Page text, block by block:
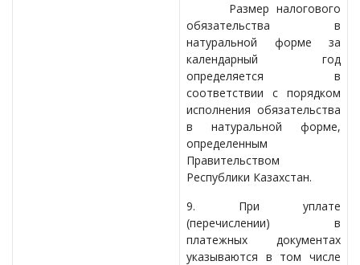
Размер налогового
обязательства в
натуральной форме за
календарный год
определяется в
соответствии с порядком
исполнения обязательства
в натуральной форме,
определенным
Правительством
Республики Казахстан.
9. При уплате
(перечислении) в
платежных документах
указываются в том числе